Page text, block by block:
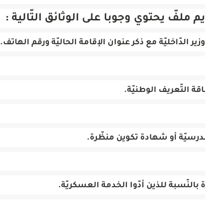
ملفّ يحتوي وجوبا على الوثائق التّالية :
مع ذكر عنوان الإقامة الحاليّة ورقم الهاتف.
التّعريف الوطنيّة.
أو شهادة تكوين منظّرة.
للذين أدّوا الخدمة العسكريّة.